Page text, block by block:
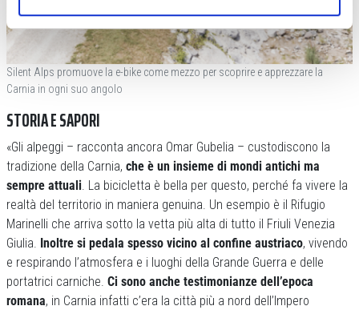
Silent Alps promuove la e-bike come mezzo per scoprire e apprezzare la
Carnia in ogni suo angolo
STORIA E SAPORI
«Gli alpeggi – racconta ancora Omar Gubelia – custodiscono la
tradizione della Carnia, che è un insieme di mondi antichi ma
sempre attuali. La bicicletta è bella per questo, perché fa vivere la
realtà del territorio in maniera genuina. Un esempio è il Rifugio
Marinelli che arriva sotto la vetta più alta di tutto il Friuli Venezia
Giulia. Inoltre si pedala spesso vicino al confine austriaco, vivendo
e respirando l’atmosfera e i luoghi della Grande Guerra e delle
portatrici carniche. Ci sono anche testimonianze dell’epoca
romana, in Carnia infatti c’era la città più a nord dell’Impero